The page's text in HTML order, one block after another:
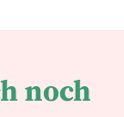
noch